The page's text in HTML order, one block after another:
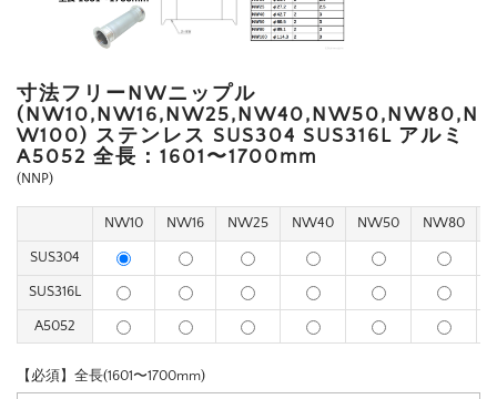
寸法フリーNWニップル
(NW10,NW16,NW25,NW40,NW50,NW80,N
W100) ステンレス SUS304 SUS316L アルミ
A5052 全長：1601〜1700mm
(NNP)
SUS304
SUS316L
A5052
NW10 NW16 NW25 NW40 NW50 NW80
【必須】全長(1601〜1700mm)